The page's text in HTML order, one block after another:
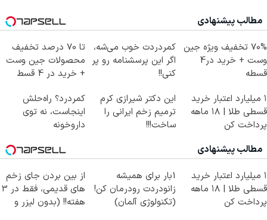
مطالب پیشنهادی
70% تخفیف ویژه جین
وست + خرید در4
قسطه
کمردردت خوب می‌شه،
اگر این پرسشنامه رو پر
کنی!!
تا 70 درصد تخفیف
محصولات جین وست
+ خرید در 4 قسط
۱ میلیارد اعتبار خرید
قسطی طلا | ۱۸ ماهه
پرداخت کن
این دکتر شیرازی کرم
ترمیم زخم ایرانی را
ساخت!!!
کمردرد؟ راه‌حلش
اینجاست، نه توی
داروخونه
مطالب پیشنهادی
۱ میلیارد اعتبار خرید
قسطی طلا | ۱۸ ماهه
پرداخت کن
1بار برای همیشه
زانودردت رودرمان کن!
(تکنولوژی آلمان)
از بین بردن جای زخم
های قدیمی، فقط در 3
هفته!! (بدون لیزر و